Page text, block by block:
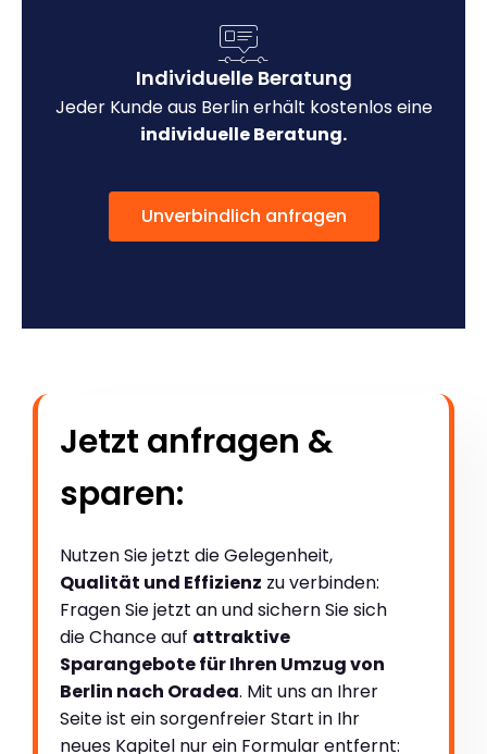
Individuelle Beratung
Jeder Kunde aus Berlin erhält kostenlos eine
individuelle Beratung.
Unverbindlich anfragen
Jetzt anfragen &
sparen:
Nutzen Sie jetzt die Gelegenheit,
Qualität und Effizienz zu verbinden:
Fragen Sie jetzt an und sichern Sie sich
die Chance auf attraktive
Sparangebote für Ihren Umzug von
Berlin nach Oradea. Mit uns an Ihrer
Seite ist ein sorgenfreier Start in Ihr
neues Kapitel nur ein Formular entfernt: